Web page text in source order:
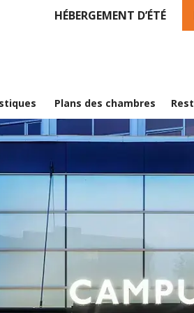
HÉBERGEMENT D’ÉTÉ
Plans des chambres